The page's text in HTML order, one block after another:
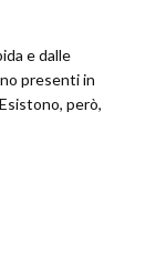
e dalle
presenti in
però,